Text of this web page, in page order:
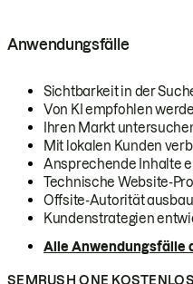
Anwendungsfälle
Sichtbarkeit in der
Von KI empfohlen
Ihren Markt
Mit lokalen Kunden
Ansprechende Inhalte
Technische Website-
Offsite-Autorität
Kundenstrategien
Alle Anwendungsfälle
SEMRUSH ONE